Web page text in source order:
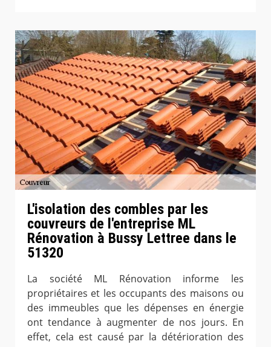
L'isolation des combles par les
couvreurs de l'entreprise ML
Rénovation à Bussy Lettree dans le
51320
La société ML Rénovation informe les
propriétaires et les occupants des maisons ou
des immeubles que les dépenses en énergie
ont tendance à augmenter de nos jours. En
effet, cela est causé par la détérioration des